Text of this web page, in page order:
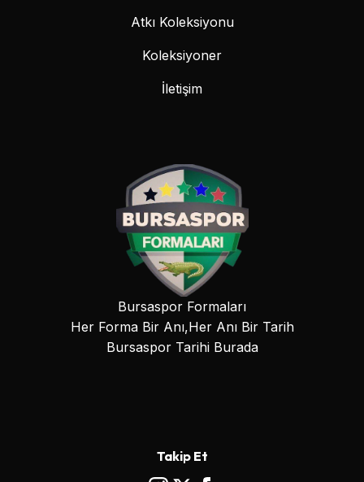
Atkı Koleksiyonu
Koleksiyoner
İletişim
Bursaspor Formaları
Her Forma Bir Anı,Her Anı Bir Tarih
Bursaspor Tarihi Burada
Takip Et